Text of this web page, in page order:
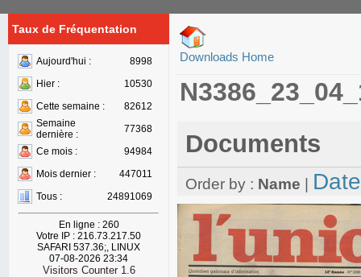
Taux de Fréquentation
Aujourd'hui :
8998
Hier :
10530
Cette semaine :
82612
Semaine
dernière :
77368
Ce mois :
94984
Mois dernier :
447011
Tous :
24891069
En ligne : 260
Votre IP : 216.73.217.50
SAFARI 537.36;, LINUX
07-08-2026 23:34
Visitors Counter 1.6
Downloads Home
Documents
Order by : Name Date